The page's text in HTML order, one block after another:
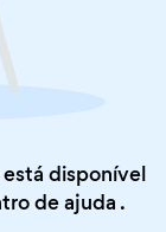
disponível
de ajuda .